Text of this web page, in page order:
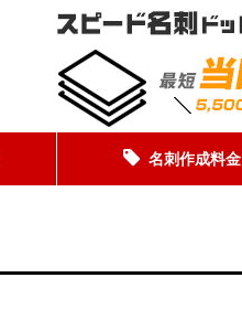
名刺作成料金